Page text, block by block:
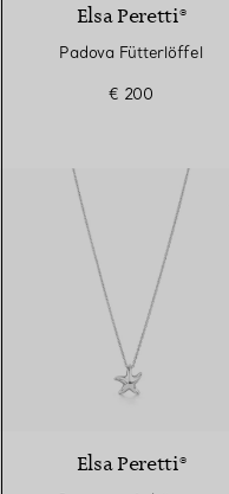
Elsa Peretti®
Padova Fütterlöffel
€ 200
Elsa Peretti®